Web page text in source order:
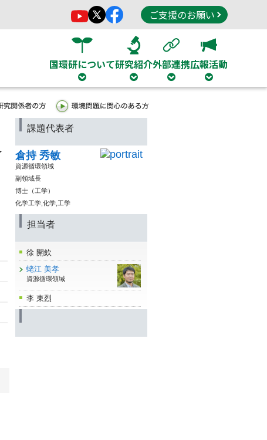
ご支援のお願い
国環研について研究紹介外部連携広報活動
課題代表者
倉持 秀敏
資源循環領域
副領域長
博士（工学）
化学工学,化学,工学
担当者
徐 開欽
蛯江 美孝
資源循環領域
李 東烈